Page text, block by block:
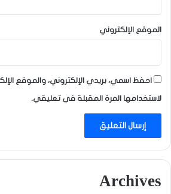
الموقع الإلكتروني
احفظ اسمي، بريدي الإلكتروني، والموقع
لاستخدامها المرة المقبلة في تعليقي.
Archives